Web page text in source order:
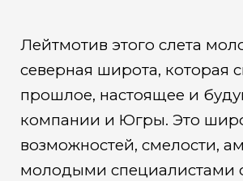
Лейтмотив этого слета
северная широта, которая
прошлое, настоящее и
компании и Югры. Это
возможностей, смелости,
молодыми специалистами